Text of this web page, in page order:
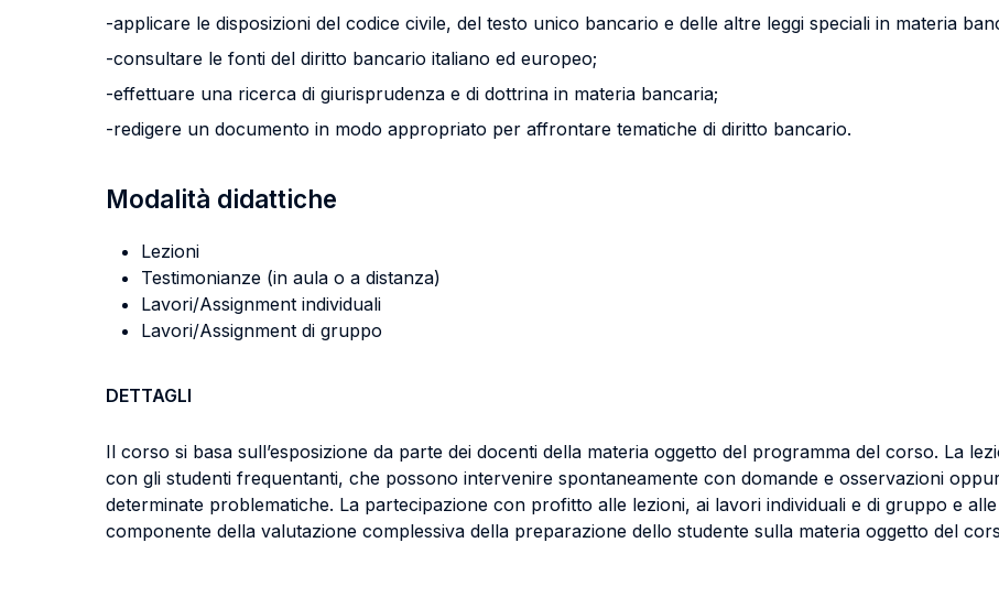
-applicare le disposizioni del codice civile, del testo unico bancario e delle altre leggi speciali in materia
-consultare le fonti del diritto bancario italiano ed europeo;
-effettuare una ricerca di giurisprudenza e di dottrina in materia bancaria;
-redigere un documento in modo appropriato per affrontare tematiche di diritto bancario.
Modalità didattiche
Lezioni
Testimonianze (in aula o a distanza)
Lavori/Assignment individuali
Lavori/Assignment di gruppo
DETTAGLI
Il corso si basa sull’esposizione da parte dei docenti della materia oggetto del programma del corso. La
con gli studenti frequentanti, che possono intervenire spontaneamente con domande e osservazioni
determinate problematiche. La partecipazione con profitto alle lezioni, ai lavori individuali e di gruppo e
componente della valutazione complessiva della preparazione dello studente sulla materia oggetto del